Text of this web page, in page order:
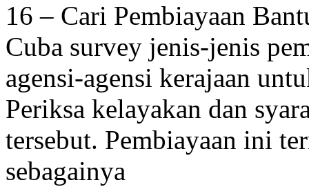
16 – Cari Pembiayaan
Cuba survey jenis-jenis
agensi-agensi kerajaan
Periksa kelayakan dan
tersebut. Pembiayaan ini
sebagainya